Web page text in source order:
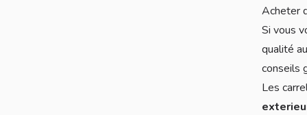
Acheter
Si vous
qualité
conseils
Les